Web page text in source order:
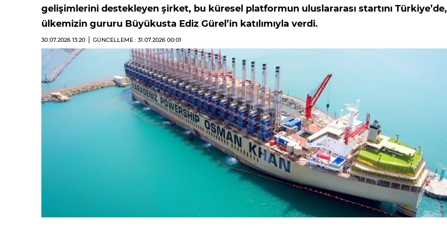
gelişimlerini destekleyen şirket, bu küresel platformun uluslararası startını Türkiye’de,
ülkemizin gururu Büyükusta Ediz Gürel’in katılımıyla verdi.
30.07.2026 13:20 GÜNCELLEME : 31.07.2026 00:01